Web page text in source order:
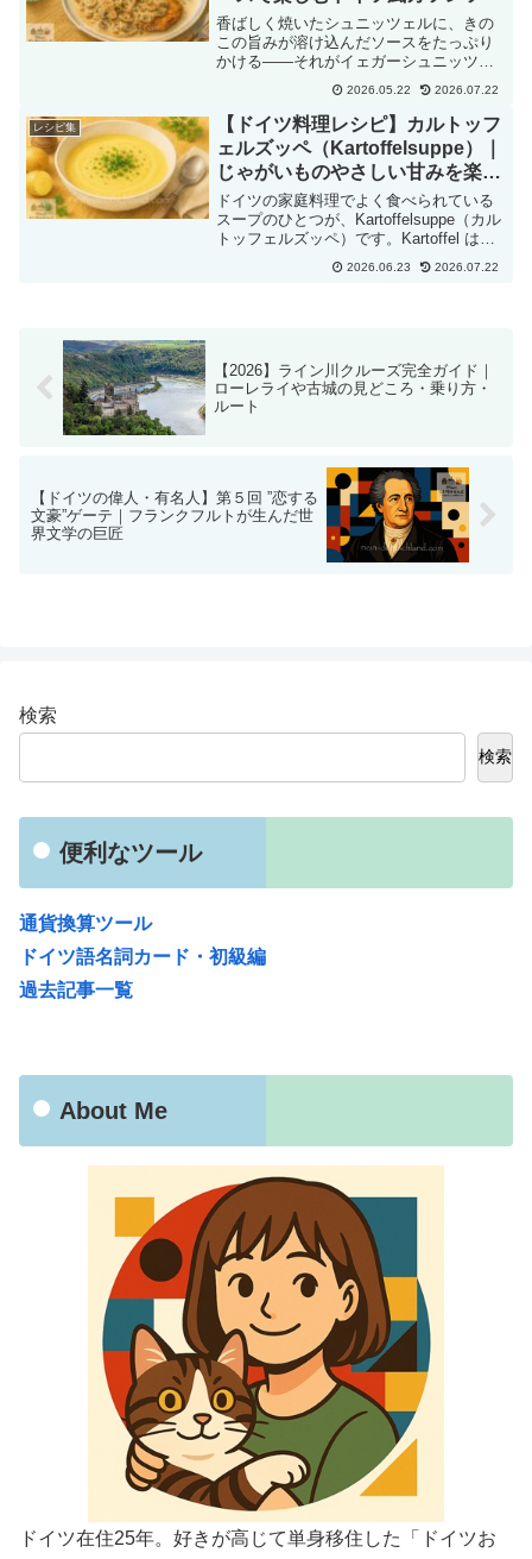
香ばしく焼いたシュニッツェルに、きの
この旨みが溶け込んだソースをたっぷり
かける――それがイェガーシュニッツェ
ル（Jägerschnitzel）です。「Jäger」は
ドイツ語で「猟師」という意味。料理名
としては、きのこを使ったソースを添え
たシ...
2026.05.22 2026.07.22
レシピ集
【ドイツ料理レシピ】カルトッフ
ェルズッペ（Kartoffelsuppe）｜
じゃがいものやさしい甘みを楽し
むドイツのポテトスープ
ドイツの家庭料理でよく食べられている
スープのひとつが、Kartoffelsuppe（カル
トッフェルズッペ）です。Kartoffel は
「じゃがいも」、Suppe は「スープ」と
いう意味で、その名の通り、じゃがいも
2026.06.23 2026.07.22
【2026】ライン川クルーズ完全ガイド｜
ローレライや古城の見どころ・乗り方・
ルート
【ドイツの偉人・有名人】第５回 ”恋する
文豪”ゲーテ｜フランクフルトが生んだ世
界文学の巨匠
検索
検索
便利なツール
通貨換算ツール
ドイツ語名詞カード・初級編
過去記事一覧
About Me
ドイツ在住25年。好きが高じて単身移住した「ドイツお